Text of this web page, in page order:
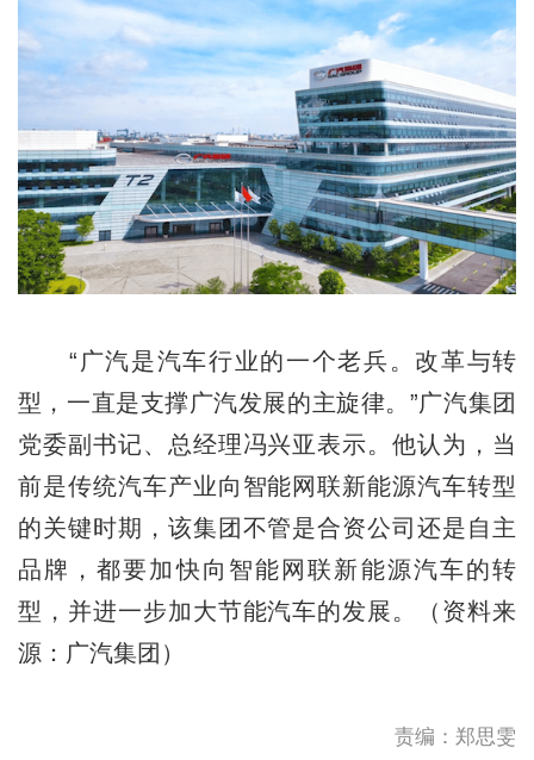
“广汽是汽车行业的一个老兵。改革与转
型，一直是支撑广汽发展的主旋律。”广汽集团
党委副书记、总经理冯兴亚表示。他认为，当
前是传统汽车产业向智能网联新能源汽车转型
的关键时期，该集团不管是合资公司还是自主
品牌，都要加快向智能网联新能源汽车的转
型，并进一步加大节能汽车的发展。（资料来
源：广汽集团）
责编：郑思雯